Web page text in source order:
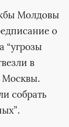
Молдовы
о
“угрозы
в
Москвы.
собрать